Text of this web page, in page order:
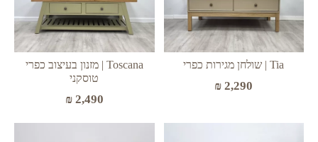
Tia | שולחן מגירות כפרי
₪ 2,290
Toscana | מזנון בעיצוב כפרי
טוסקני
₪2,490